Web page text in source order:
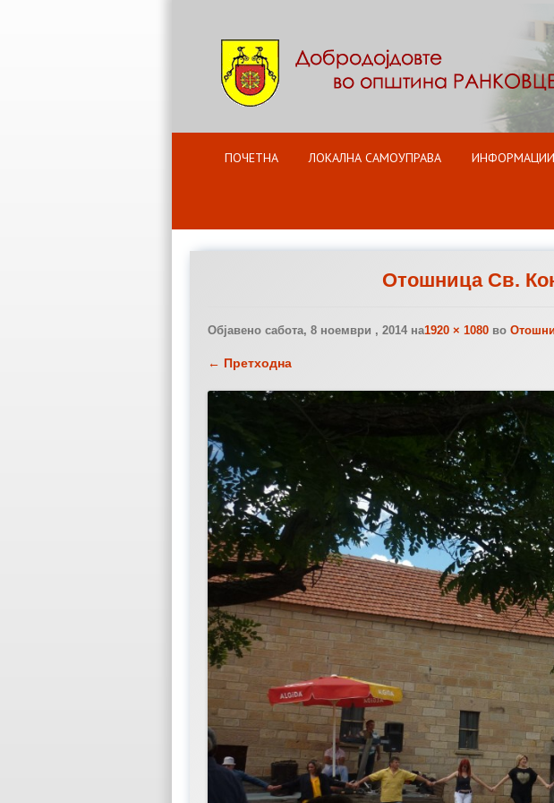
ПОЧЕТНА ЛОКАЛНА САМОУПРАВА ИНФОРМАЦИИ
Отошница Св.
Објавено сабота, 8 ноември , 2014 на1920 × 1080 во
← Претходна